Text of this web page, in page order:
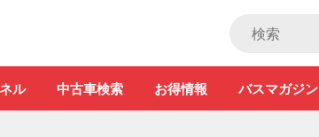
ル 中古車検索 お得情報 バスマガジン